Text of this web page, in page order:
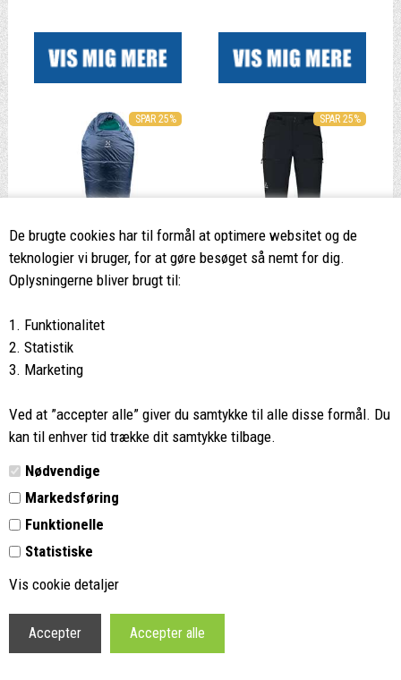
De brugte cookies har til formål at optimere websitet og de
teknologier vi bruger, for at gøre besøget så nemt for dig.
Oplysningerne bliver brugt til:
1. Funktionalitet
2. Statistik
3. Marketing
Ved at ”accepter alle” giver du samtykke til alle disse formål. Du
kan til enhver tid trække dit samtykke tilbage.
Nødvendige
Markedsføring
Funktionelle
Statistiske
Vis cookie detaljer
SPAR 25%
1.000,00750,00 DKK
Haglöfs Musca -1 -
Midnight Blue/Mint - 175
SPAR 25%
699,00 DKK